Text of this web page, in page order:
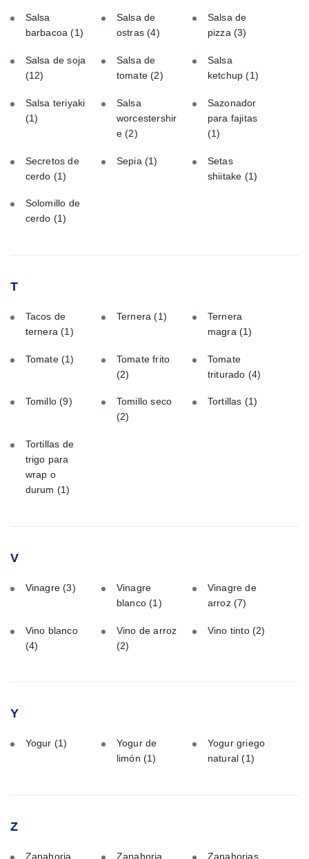
Salsa
barbacoa(1)
Salsa de
ostras(4)
Salsa de
pizza(3)
Salsa de soja
(12)
Salsa de
tomate(2)
Salsa
ketchup(1)
Salsa teriyaki
(1)
Salsa
worcestershir
e(2)
Sazonador
para fajitas
(1)
Secretos de
cerdo (1)
Sepia (1)
Setas
shiitake (1)
Solomillo de
cerdo (1)
T
Tacos de
ternera(1)
Ternera(1)
Ternera
magra(1)
Tomate (1)
Tomate frito
(2)
Tomate
triturado (4)
Tomillo(9)
Tomillo seco
(2)
Tortillas (1)
Tortillas de
trigo para
wrap o
durum (1)
V
Vinagre(3)
Vinagre
blanco(1)
Vinagre de
arroz(7)
Vino blanco
(4)
Vino de arroz
(2)
Vino tinto(2)
Y
Yogur (1)
Yogur de
limón (1)
Yogur griego
natural(1)
Z
Zanahoria Zanahoria Zanahorias